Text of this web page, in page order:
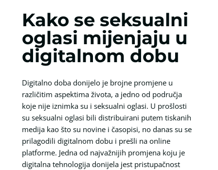
Kako se seksualni
oglasi mijenjaju u
digitalnom dobu
Digitalno doba donijelo je brojne promjene u
različitim aspektima života, a jedno od područja
koje nije iznimka su i seksualni oglasi. U prošlosti
su seksualni oglasi bili distribuirani putem tiskanih
medija kao što su novine i časopisi, no danas su se
prilagodili digitalnom dobu i prešli na online
platforme. Jedna od najvažnijih promjena koju je
digitalna tehnologija donijela jest pristupačnost